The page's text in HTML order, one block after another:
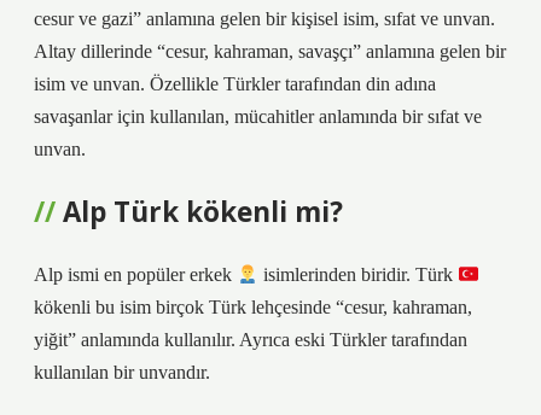
cesur ve gazi” anlamına gelen bir kişisel isim, sıfat ve unvan.
Altay dillerinde “cesur, kahraman, savaşçı” anlamına gelen bir
isim ve unvan. Özellikle Türkler tarafından din adına
savaşanlar için kullanılan, mücahitler anlamında bir sıfat ve
unvan.
Alp Türk kökenli mi?
Alp ismi en popüler erkek
isimlerinden biridir. Türk
kökenli bu isim birçok Türk lehçesinde “cesur, kahraman,
yiğit” anlamında kullanılır. Ayrıca eski Türkler tarafından
kullanılan bir unvandır.